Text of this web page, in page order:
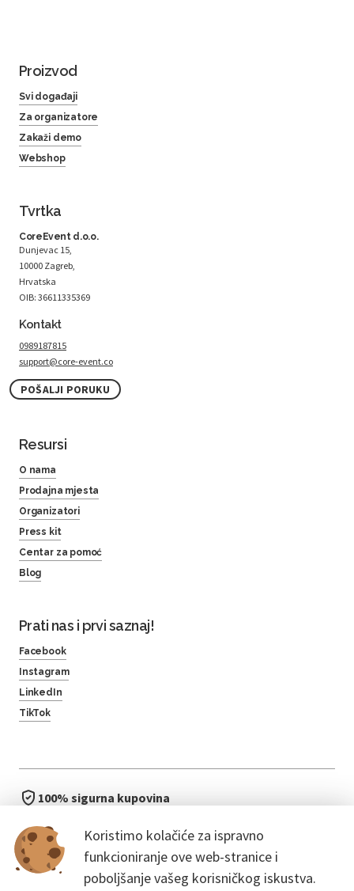
Koristimo kolačiće za ispravno
funkcioniranje ove web-stranice i
poboljšanje vašeg korisničkog iskustva.
Proizvod
Svi događaji
Za organizatore
Zakaži demo
Webshop
Tvrtka
CoreEvent d.o.o.
Dunjevac 15,
10000 Zagreb,
Hrvatska
OIB: 36611335369
Kontakt
0989187815
support@core-event.co
POŠALJI PORUKU
Resursi
O nama
Prodajna mjesta
Organizatori
Press kit
Centar za pomoć
Blog
Prati nas i prvi saznaj!
Facebook
Instagram
LinkedIn
TikTok
100% sigurna kupovina
bez čekanja u redu